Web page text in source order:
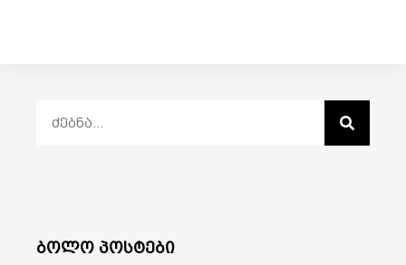
ბოლო პოსტები